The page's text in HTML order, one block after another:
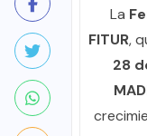
La
FITUR,
28